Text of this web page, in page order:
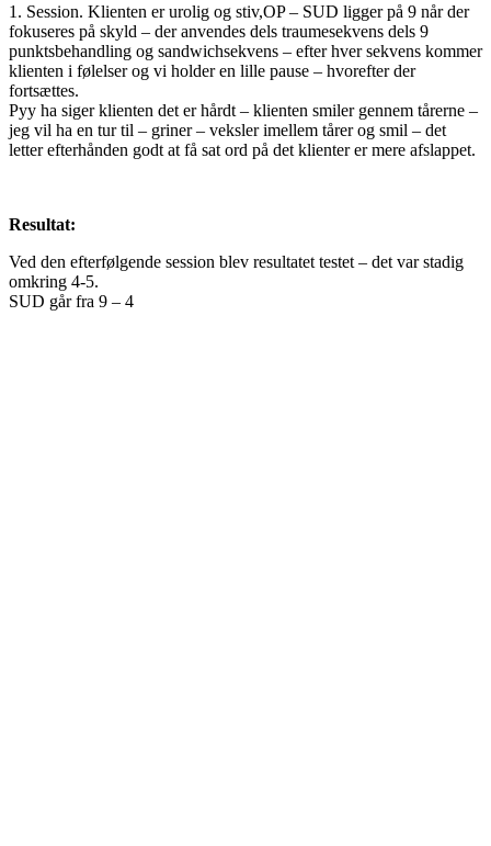
1. Session. Klienten er urolig og stiv,OP – SUD ligger på 9 når der
fokuseres på skyld – der anvendes dels traumesekvens dels 9
punktsbehandling og sandwichsekvens – efter hver sekvens kommer
klienten i følelser og vi holder en lille pause – hvorefter der
fortsættes.
Pyy ha siger klienten det er hårdt – klienten smiler gennem tårerne –
jeg vil ha en tur til – griner – veksler imellem tårer og smil – det
letter efterhånden godt at få sat ord på det klienter er mere afslappet.
Resultat:
Ved den efterfølgende session blev resultatet testet – det var stadig
omkring 4-5.
SUD går fra 9 – 4